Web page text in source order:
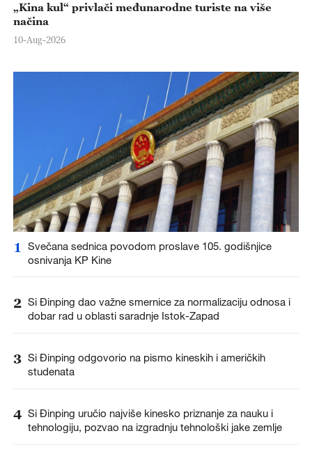
„Kina kul“ privlači međunarodne turiste na više
načina
10-Aug-2026
1
Svečana sednica povodom proslave 105. godišnjice
osnivanja KP Kine
2 Si Đinping dao važne smernice za normalizaciju odnosa i
dobar rad u oblasti saradnje Istok-Zapad
3 Si Đinping odgovorio na pismo kineskih i američkih
studenata
4 Si Đinping uručio najviše kinesko priznanje za nauku i
tehnologiju, pozvao na izgradnju tehnološki jake zemlje